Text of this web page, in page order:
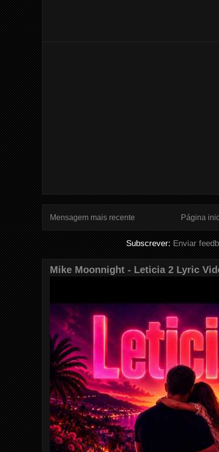
Mensagem mais recente Página
Subscrever:Enviar
Mike Moonnight - Leticia 2 Lyric